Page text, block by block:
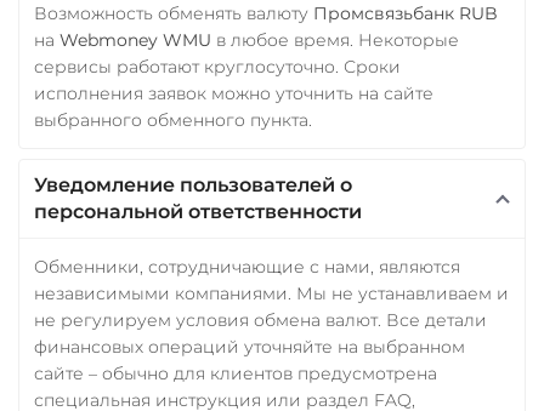
Возможность обменять валюту Промсвязьбанк RUB
на Webmoney WMU в любое время. Некоторые
сервисы работают круглосуточно. Сроки
исполнения заявок можно уточнить на сайте
выбранного обменного пункта.
Уведомление пользователей о
персональной ответственности
Обменники, сотрудничающие с нами, являются
независимыми компаниями. Мы не устанавливаем и
не регулируем условия обмена валют. Все детали
финансовых операций уточняйте на выбранном
сайте – обычно для клиентов предусмотрена
специальная инструкция или раздел FAQ,